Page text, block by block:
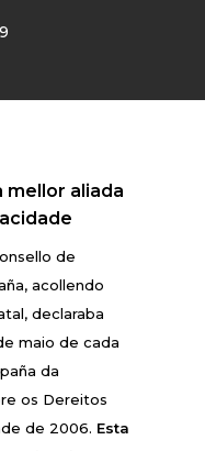
mellor aliada
de
acollendo
declaraba
maio de cada
da
os Dereitos
de 2006. Esta